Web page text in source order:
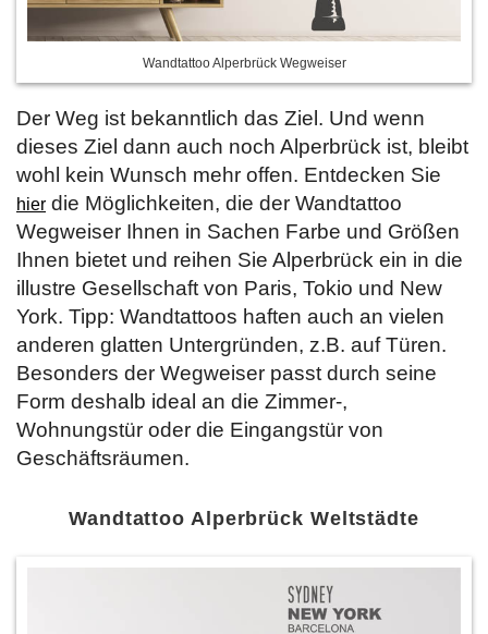
Wandtattoo Alperbrück Wegweiser
Der Weg ist bekanntlich das Ziel. Und wenn
dieses Ziel dann auch noch Alperbrück ist, bleibt
wohl kein Wunsch mehr offen. Entdecken Sie
hier die Möglichkeiten, die der Wandtattoo
Wegweiser Ihnen in Sachen Farbe und Größen
Ihnen bietet und reihen Sie Alperbrück ein in die
illustre Gesellschaft von Paris, Tokio und New
York. Tipp: Wandtattoos haften auch an vielen
anderen glatten Untergründen, z.B. auf Türen.
Besonders der Wegweiser passt durch seine
Form deshalb ideal an die Zimmer-,
Wohnungstür oder die Eingangstür von
Geschäftsräumen.
Wandtattoo Alperbrück Weltstädte